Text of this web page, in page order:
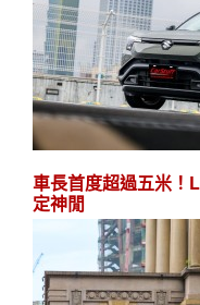
車長首度超過五米
定神閒